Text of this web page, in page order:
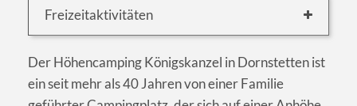
Freizeitaktivitäten
Der Höhencamping Königskanzel in Dornstetten ist
ein seit mehr als 40 Jahren von einer Familie